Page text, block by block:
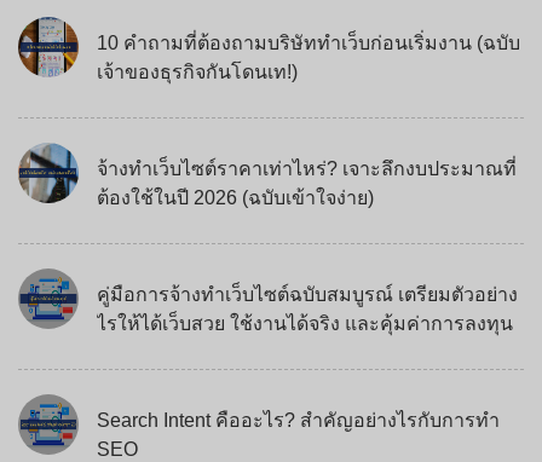
10 คำถามที่ต้องถามบริษัททำเว็บก่อนเริ่มงาน (ฉบับ
เจ้าของธุรกิจกันโดนเท!)
จ้างทำเว็บไซต์ราคาเท่าไหร่? เจาะลึกงบประมาณที่
ต้องใช้ในปี 2026 (ฉบับเข้าใจง่าย)
คู่มือการจ้างทำเว็บไซต์ฉบับสมบูรณ์ เตรียมตัวอย่าง
ไรให้ได้เว็บสวย ใช้งานได้จริง และคุ้มค่าการลงทุน
Search Intent คืออะไร? สำคัญอย่างไรกับการทำ
SEO